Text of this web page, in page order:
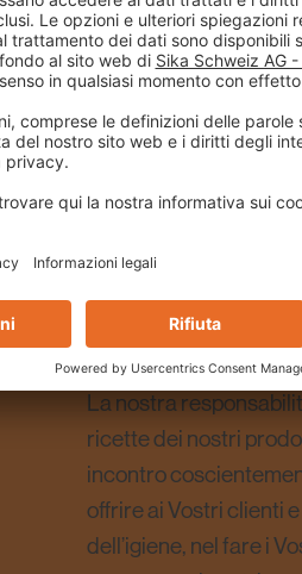
Iprodotti a bassa
prodotto. Noi siamo
lavoratori e della
piastrelle a bassa
Universal).
piastrelle a bassa
dannose esalazioni.
La nostra
ricette dei nostri
incontro
offrire ai Vostri clienti
dell’igiene, nel fare i